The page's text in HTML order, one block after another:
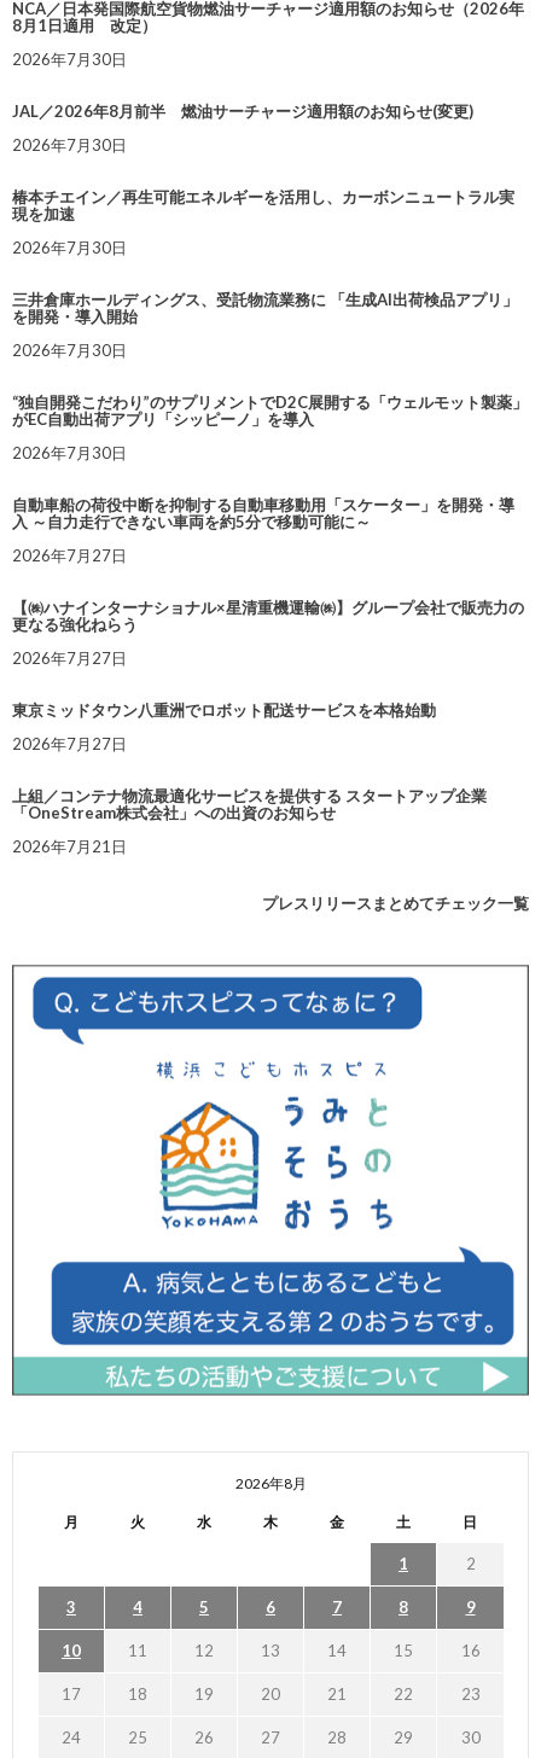
NCA／日本発国際航空貨物燃油サーチャージ適用額のお知らせ（2026年
8月1日適用 改定）
2026年7月30日
JAL／2026年8月前半 燃油サーチャージ適用額のお知らせ(変更)
2026年7月30日
椿本チエイン／再生可能エネルギーを活用し、カーボンニュートラル実
現を加速
2026年7月30日
三井倉庫ホールディングス、受託物流業務に 「生成AI出荷検品アプリ」
を開発・導入開始
2026年7月30日
“独自開発こだわり”のサプリメントでD2C展開する「ウェルモット製薬」
がEC自動出荷アプリ「シッピーノ」を導入
2026年7月30日
自動車船の荷役中断を抑制する自動車移動用「スケーター」を開発・導
入 ～自力走行できない車両を約5分で移動可能に～
2026年7月27日
【㈱ハナインターナショナル×星清重機運輸㈱】グループ会社で販売力の
更なる強化ねらう
2026年7月27日
東京ミッドタウン八重洲でロボット配送サービスを本格始動
2026年7月27日
上組／コンテナ物流最適化サービスを提供する スタートアップ企業
「OneStream株式会社」への出資のお知らせ
2026年7月21日
プレスリリースまとめてチェック一覧
2026年8月
月 火 水 木 金 土 日
1 2
3 4 5 6 7 8 9
10 11 12 13 14 15 16
17 18 19 20 21 22 23
24 25 26 27 28 29 30